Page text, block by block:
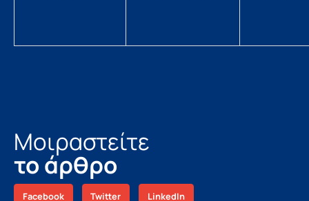
Μοιραστείτε
το άρθρο
Facebook Twitter LinkedIn